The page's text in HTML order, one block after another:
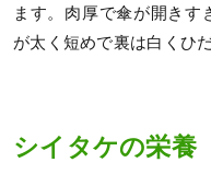
ます。肉厚で傘が開きす
が太く短めで裏は白くひ
シイタケの栄養